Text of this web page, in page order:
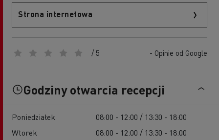
Strona internetowa
/ 5 - Opinie od Google
Godziny otwarcia recepcji
Poniedziałek
08:00 - 12:00 / 13:30 - 18:00
Wtorek
08:00 - 12:00 / 13:30 - 18:00